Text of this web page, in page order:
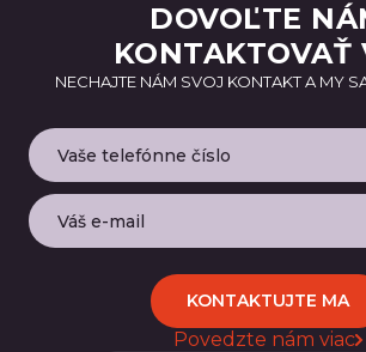
DOVOĽTE
KONTAKTOVAŤ
NECHAJTE NÁM SVOJ KONTAKT A MY
Povedzte nám viac
KONTAKTUJTE MA